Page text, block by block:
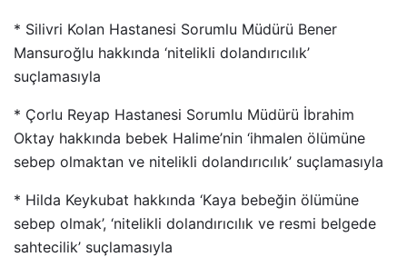
* Silivri Kolan Hastanesi Sorumlu Müdürü Bener
Mansuroğlu hakkında ‘nitelikli dolandırıcılık’
suçlamasıyla
* Çorlu Reyap Hastanesi Sorumlu Müdürü İbrahim
Oktay hakkında bebek Halime’nin ‘ihmalen ölümüne
sebep olmaktan ve nitelikli dolandırıcılık’ suçlamasıyla
* Hilda Keykubat hakkında ‘Kaya bebeğin ölümüne
sebep olmak’, ‘nitelikli dolandırıcılık ve resmi belgede
sahtecilik’ suçlamasıyla